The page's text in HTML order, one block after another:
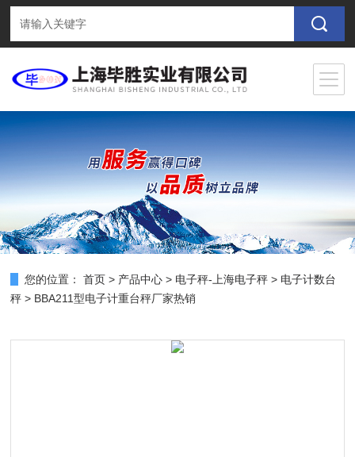
您的位置： 首页 > 产品中心 > 电子秤-上海电子秤 > 电子计数台
秤 > BBA211型电子计重台秤厂家热销